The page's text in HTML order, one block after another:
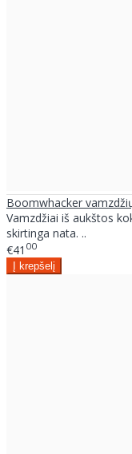
Boomwhacker
Vamzdžiai iš aukštos
skirtinga nata. ..
€41 00